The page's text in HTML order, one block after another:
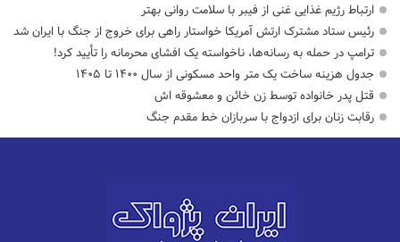
ارتباط رژیم غذایی غنی از فیبر با سلامت روانی بهتر
رئیس ستاد مشترک ارتش آمریکا خواستار راهی برای خروج از جنگ با ایران شد
ترامپ در حمله‌ به رسانه‌ها، ناخواسته یک افشای محرمانه را تأیید کرد!
جدول هزینه ساخت یک متر واحد مسکونی از سال ۱۴۰۰ تا ۱۴۰۵
قتل پدر خانواده توسط زن خائن و معشوقه اش
رقابت زنان برای ازدواج با سربازان خط مقدم جنگ